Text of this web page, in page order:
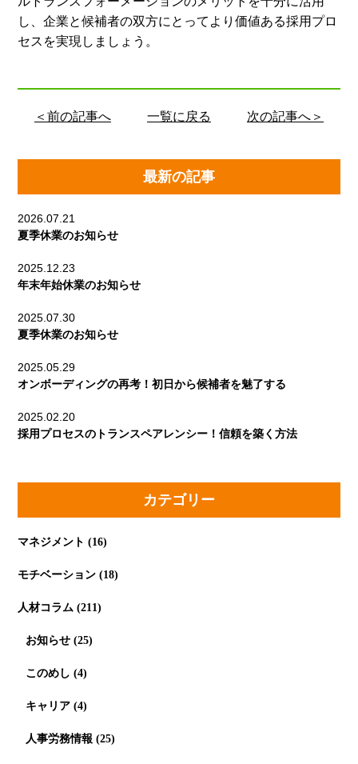
し、企業と候補者の双方にとってより価値ある採用プロ
セスを実現しましょう。
＜前の記事へ 一覧に戻る 次の記事へ＞
最新の記事
2026.07.21
夏季休業のお知らせ
2025.12.23
年末年始休業のお知らせ
2025.07.30
夏季休業のお知らせ
2025.05.29
オンボーディングの再考！初日から候補者を魅了する
2025.02.20
採用プロセスのトランスペアレンシー！信頼を築く方法
カテゴリー
マネジメント (16)
モチベーション (18)
人材コラム (211)
お知らせ (25)
このめし (4)
キャリア (4)
人事労務情報 (25)